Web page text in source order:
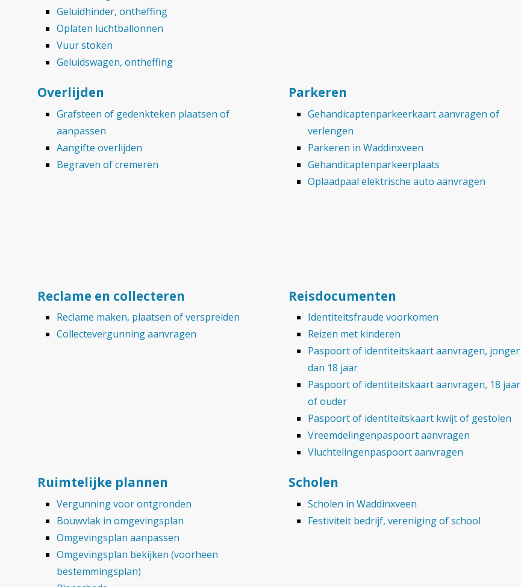
Geluidhinder, ontheffing
Oplaten luchtballonnen
Vuur stoken
Geluidswagen, ontheffing
Overlijden
Grafsteen of gedenkteken plaatsen of
aanpassen
Aangifte overlijden
Begraven of cremeren
Parkeren
Gehandicaptenparkeerkaart aanvragen of
verlengen
Parkeren in Waddinxveen
Gehandicaptenparkeerplaats
Oplaadpaal elektrische auto aanvragen
Reclame en collecteren
Reclame maken, plaatsen of verspreiden
Collectevergunning aanvragen
Reisdocumenten
Identiteitsfraude voorkomen
Reizen met kinderen
Paspoort of identiteitskaart aanvragen, jonger
dan 18 jaar
Paspoort of identiteitskaart aanvragen, 18 jaar
of ouder
Paspoort of identiteitskaart kwijt of gestolen
Vreemdelingenpaspoort aanvragen
Vluchtelingenpaspoort aanvragen
Ruimtelijke plannen
Vergunning voor ontgronden
Bouwvlak in omgevingsplan
Omgevingsplan aanpassen
Omgevingsplan bekijken (voorheen
bestemmingsplan)
Scholen
Scholen in Waddinxveen
Festiviteit bedrijf, vereniging of school